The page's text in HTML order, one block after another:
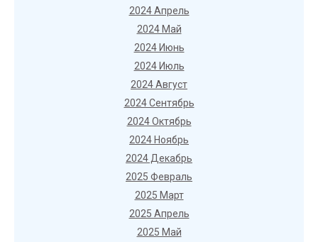
2024 Апрель
2024 Май
2024 Июнь
2024 Июль
2024 Август
2024 Сентябрь
2024 Октябрь
2024 Ноябрь
2024 Декабрь
2025 Февраль
2025 Март
2025 Апрель
2025 Май